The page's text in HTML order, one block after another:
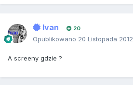
Ivan 20
Opublikowano 20 Listopada 2012
A screeny gdzie ?